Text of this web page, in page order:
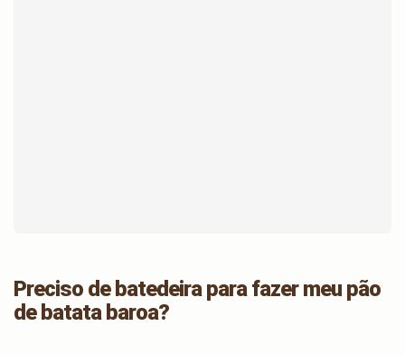
Preciso de batedeira para fazer meu pão
de batata baroa?